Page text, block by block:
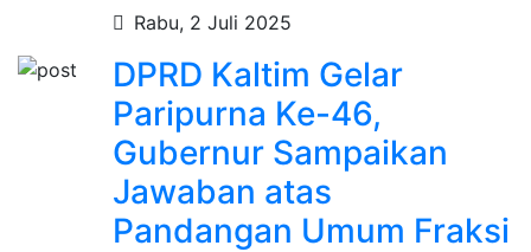
Rabu, 2 Juli 2025
DPRD Kaltim Gelar
Paripurna Ke-46,
Gubernur Sampaikan
Jawaban atas
Pandangan Umum Fraksi